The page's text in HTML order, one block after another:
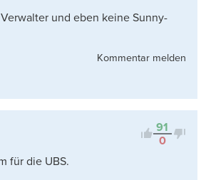
und eben keine Sunny-
Kommentar melden
91
0
für die UBS.